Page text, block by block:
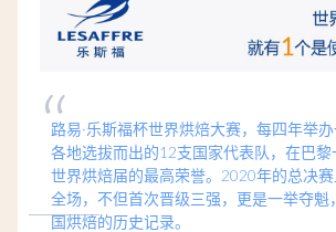
“
路易·乐斯福杯世界烘焙大赛，每四年举
各地选拔而出的12支国家代表队，在巴
世界烘焙届的最高荣誉。 2020年的总决
全场，不但首次晋级三强，更是一举夺魁
国烘焙的历史记录。